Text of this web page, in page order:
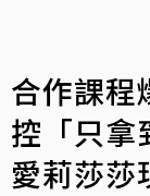
合作課程
控「只
愛莉莎莎